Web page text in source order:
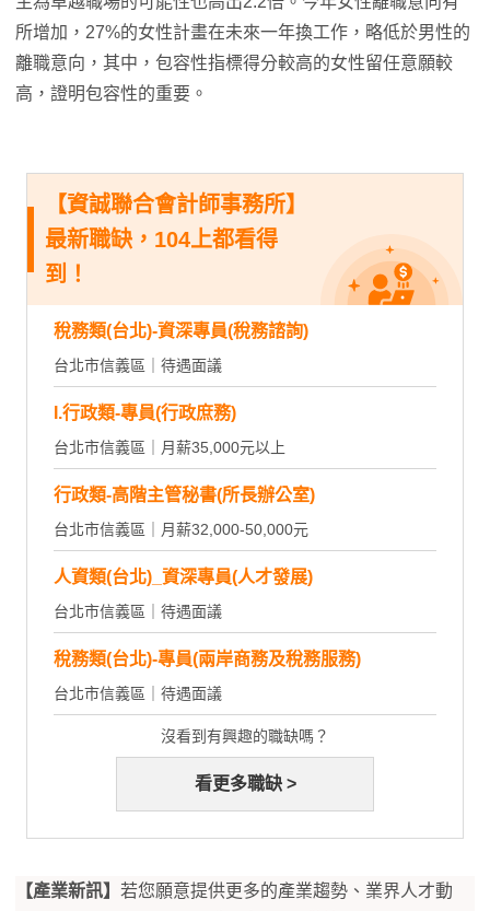
所增加，27%的女性計畫在未來一年換工作，略低於男性的
離職意向，其中，包容性指標得分較高的女性留任意願較
高，證明包容性的重要。
【資誠聯合會計師事務所】
最新職缺，104上都看得
到！
稅務類(台北)-資深專員(稅務諮詢)
台北市信義區｜待遇面議
I.行政類-專員(行政庶務)
台北市信義區｜月薪35,000元以上
行政類-高階主管秘書(所長辦公室)
台北市信義區｜月薪32,000-50,000元
人資類(台北)_資深專員(人才發展)
台北市信義區｜待遇面議
稅務類(台北)-專員(兩岸商務及稅務服務)
台北市信義區｜待遇面議
沒看到有興趣的職缺嗎？
看更多職缺 >
【產業新訊】 若您願意提供更多的產業趨勢、業界人才動